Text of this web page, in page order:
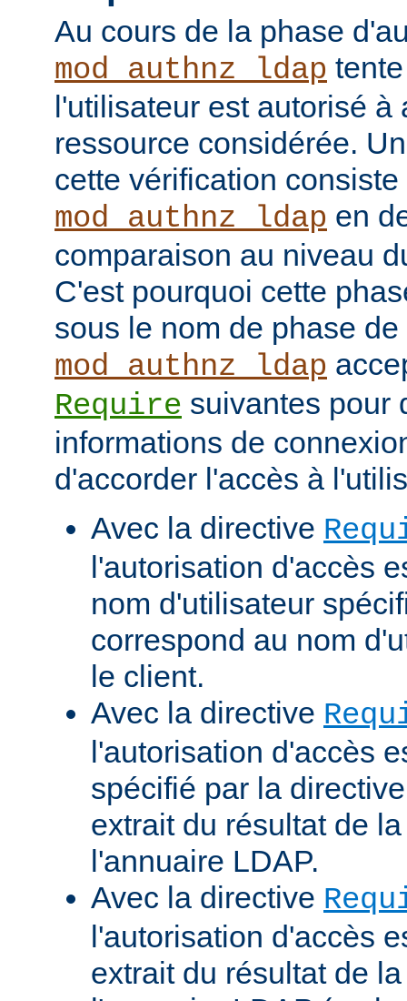
Au cours de la phase
mod_authnz_ldap
l'utilisateur est autorisé à
ressource considérée.
cette vérification consiste
mod_authnz_ldap en
comparaison au niveau
C'est pourquoi cette
sous le nom de phase
mod_authnz_ldap
Require suivantes pour
informations de
d'accorder l'accès à
Avec la directive
l'autorisation d'accès
nom d'utilisateur
correspond au nom
le client.
Avec la directive
l'autorisation d'accès
spécifié par la
extrait du résultat de
l'annuaire LDAP.
Avec la directive
l'autorisation d'accès
extrait du résultat de